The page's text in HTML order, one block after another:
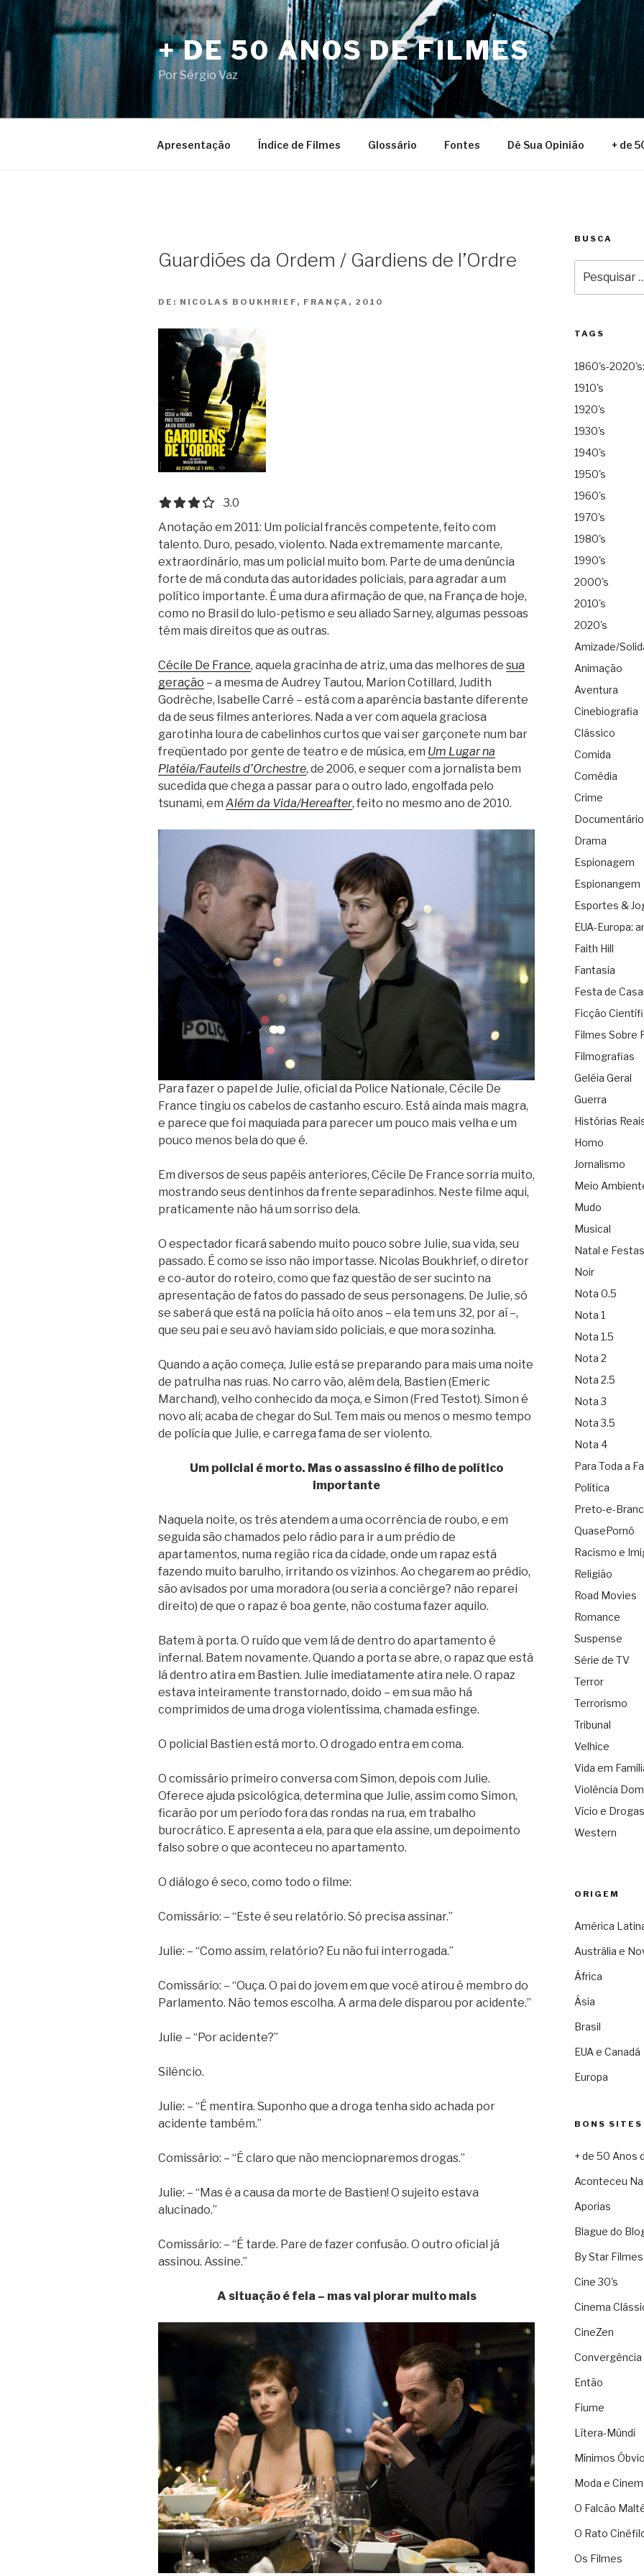
para
o
conteúdo
+ DE 50 ANOS DE FILMES
Por Sérgio Vaz
Apresentação Índice de Filmes Glossário Fontes Dê Sua Opinião + de
Guardiões da Ordem / Gardiens de l’Ordre
DE: NICOLAS BOUKHRIEF, FRANÇA, 2010
3.0 out of 5.0 stars
3.0
Anotação em 2011: Um policial francês competente, feito com
talento. Duro, pesado, violento. Nada extremamente marcante,
extraordinário, mas um policial muito bom. Parte de uma denúncia
forte de má conduta das autoridades policiais, para agradar a um
político importante. É uma dura afirmação de que, na França de hoje,
como no Brasil do lulo-petismo e seu aliado Sarney, algumas pessoas
têm mais direitos que as outras.
Cécile De France, aquela gracinha de atriz, uma das melhores de sua
geração – a mesma de Audrey Tautou, Marion Cotillard, Judith
Godrèche, Isabelle Carré – está com a aparência bastante diferente
da de seus filmes anteriores. Nada a ver com aquela graciosa
garotinha loura de cabelinhos curtos que vai ser garçonete num bar
freqüentado por gente de teatro e de música, em Um Lugar na
Platéia/Fauteils d’Orchestre, de 2006, e sequer com a jornalista bem
sucedida que chega a passar para o outro lado, engolfada pelo
tsunami, em Além da Vida/Hereafter, feito no mesmo ano de 2010.
Para fazer o papel de Julie, oficial da Police Nationale, Cécile De
France tingiu os cabelos de castanho escuro. Está ainda mais magra,
e parece que foi maquiada para parecer um pouco mais velha e um
pouco menos bela do que é.
Em diversos de seus papéis anteriores, Cécile De France sorria muito,
mostrando seus dentinhos da frente separadinhos. Neste filme aqui,
praticamente não há um sorriso dela.
O espectador ficará sabendo muito pouco sobre Julie, sua vida, seu
passado. É como se isso não importasse. Nicolas Boukhrief, o diretor
e co-autor do roteiro, como que faz questão de ser sucinto na
apresentação de fatos do passado de seus personagens. De Julie, só
se saberá que está na polícia há oito anos – ela tem uns 32, por aí –,
que seu pai e seu avô haviam sido policiais, e que mora sozinha.
Quando a ação começa, Julie está se preparando para mais uma noite
de patrulha nas ruas. No carro vão, além dela, Bastien (Emeric
Marchand), velho conhecido da moça, e Simon (Fred Testot). Simon é
novo ali; acaba de chegar do Sul. Tem mais ou menos o mesmo tempo
de polícia que Julie, e carrega fama de ser violento.
Um policial é morto. Mas o assassino é filho de político
importante
Naquela noite, os três atendem a uma ocorrência de roubo, e em
seguida são chamados pelo rádio para ir a um prédio de
apartamentos, numa região rica da cidade, onde um rapaz está
fazendo muito barulho, irritando os vizinhos. Ao chegarem ao prédio,
são avisados por uma moradora (ou seria a concièrge? não reparei
direito) de que o rapaz é boa gente, não costuma fazer aquilo.
Batem à porta. O ruído que vem lá de dentro do apartamento é
infernal. Batem novamente. Quando a porta se abre, o rapaz que está
lá dentro atira em Bastien. Julie imediatamente atira nele. O rapaz
estava inteiramente transtornado, doido – em sua mão há
comprimidos de uma droga violentíssima, chamada esfinge.
O policial Bastien está morto. O drogado entra em coma.
O comissário primeiro conversa com Simon, depois com Julie.
Oferece ajuda psicológica, determina que Julie, assim como Simon,
ficarão por um período fora das rondas na rua, em trabalho
burocrático. E apresenta a ela, para que ela assine, um depoimento
falso sobre o que aconteceu no apartamento.
O diálogo é seco, como todo o filme:
Comissário: – “Este é seu relatório. Só precisa assinar.”
Julie: – “Como assim, relatório? Eu não fui interrogada.”
Comissário: – “Ouça. O pai do jovem em que você atirou é membro do
Parlamento. Não temos escolha. A arma dele disparou por acidente.”
Julie – “Por acidente?”
Silêncio.
Julie: – “É mentira. Suponho que a droga tenha sido achada por
acidente também.”
Comissário: – “É claro que não menciopnaremos drogas.”
Julie: – “Mas é a causa da morte de Bastien! O sujeito estava
alucinado.”
Comissário: – “É tarde. Pare de fazer confusão. O outro oficial já
assinou. Assine.”
A situação é feia – mas vai piorar muito mais
BUSCA
por:
TAGS
1860's-
1910's
1920's
1930's
1940's
1950's
1960's
1970's
1980's
1990's
2000's
2010's
2020's
Amizade/
Animação
Aventura
Cinebiografia
Clássico
Comida
Comédia
Crime
Documentário
Drama
Espionagem
Espionangem
Esportes &
EUA-Europa:
Faith Hill
Fantasia
Festa de
Ficção
Filmes Sobre
Filmografias
Geléia Geral
Guerra
Histórias
Homo
Jornalismo
Meio
Mudo
Musical
Natal e Festas
Noir
Nota 0.5
Nota 1
Nota 1.5
Nota 2
Nota 2.5
Nota 3
Nota 3.5
Nota 4
Para Toda a
Política
Preto-e-
QuasePornô
Racismo e
Religião
Road Movies
Romance
Suspense
Série de TV
Terror
Terrorismo
Tribunal
Velhice
Vida em
Violência
Vício e Drogas
Western
ORIGEM
América
Austrália e
África
Ásia
Brasil
EUA e Canadá
Europa
BONS SITES
+ de 50 Anos
Aconteceu
Aporias
Blague do
By Star Filmes
Cine 30's
Cinema
CineZen
Convergência
Então
Fiume
Lítera-Múndi
Mínimos
Moda e
O Falcão
O Rato
Os Filmes